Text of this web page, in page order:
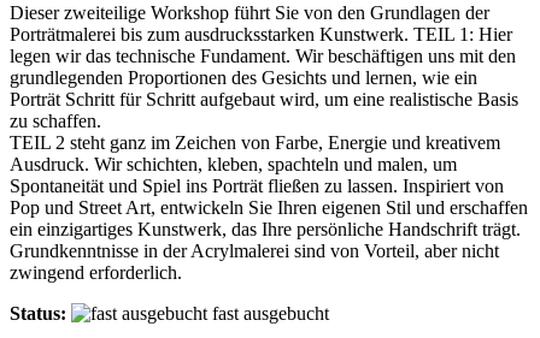
Dieser zweiteilige Workshop führt Sie von den Grundlagen der
Porträtmalerei bis zum ausdrucksstarken Kunstwerk. TEIL 1: Hier
legen wir das technische Fundament. Wir beschäftigen uns mit den
grundlegenden Proportionen des Gesichts und lernen, wie ein
Porträt Schritt für Schritt aufgebaut wird, um eine realistische Basis
zu schaffen.
TEIL 2 steht ganz im Zeichen von Farbe, Energie und kreativem
Ausdruck. Wir schichten, kleben, spachteln und malen, um
Spontaneität und Spiel ins Porträt fließen zu lassen. Inspiriert von
Pop und Street Art, entwickeln Sie Ihren eigenen Stil und erschaffen
ein einzigartiges Kunstwerk, das Ihre persönliche Handschrift trägt.
Grundkenntnisse in der Acrylmalerei sind von Vorteil, aber nicht
zwingend erforderlich.
Status:
fast ausgebucht